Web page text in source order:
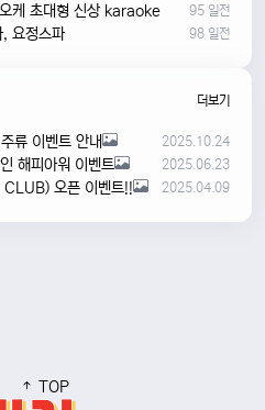
케 초대형 신상 karaoke 95 일전
요정스파 98 일전
더보기
류 이벤트 안내 2025.10.24
해피아워 이벤트 2025.06.23
CLUB) 오픈 이벤트!! 2025.04.09
TOP